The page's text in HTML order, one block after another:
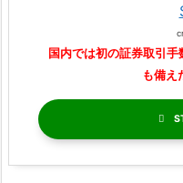
国内では初の証券取引
も備え